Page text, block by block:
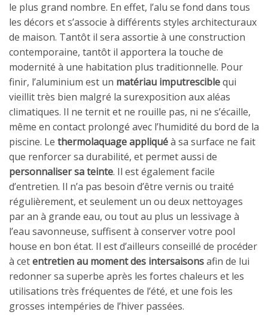
le plus grand nombre. En effet, l’alu se fond dans tous
les décors et s’associe à différents styles architecturaux
de maison. Tantôt il sera assortie à une construction
contemporaine, tantôt il apportera la touche de
modernité à une habitation plus traditionnelle. Pour
finir, l’aluminium est un matériau imputresciblequi
vieillit très bien malgré la surexposition aux aléas
climatiques. Il ne ternit et ne rouille pas, ni ne s’écaille,
même en contact prolongé avec l’humidité du bord de la
piscine. Le thermolaquage appliquéà sa surface ne fait
que renforcer sa durabilité, et permet aussi de
personnaliser sa teinte. Il est également facile
d’entretien. Il n’a pas besoin d’être vernis ou traité
régulièrement, et seulement un ou deux nettoyages
par an à grande eau, ou tout au plus un lessivage à
l’eau savonneuse, suffisent à conserver votre pool
house en bon état. Il est d’ailleurs conseillé de procéder
à cetentretien au moment des intersaisonsafin de lui
redonner sa superbe après les fortes chaleurs et les
utilisations très fréquentes de l’été, et une fois les
grosses intempéries de l’hiver passées.